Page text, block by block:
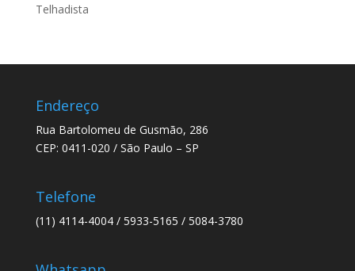
Telhadista
Endereço
Rua Bartolomeu de Gusmão, 286
CEP: 0411-020 / São Paulo – SP
Telefone
(11) 4114-4004 / 5933-5165 / 5084-3780